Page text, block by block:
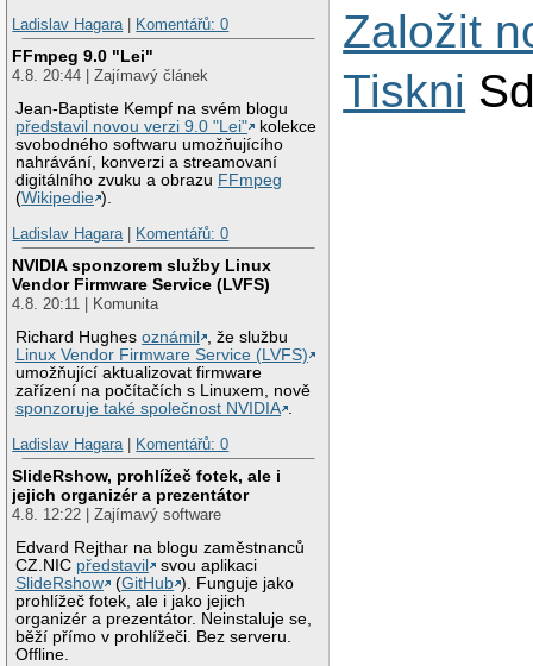
Ladislav Hagara| Komentářů: 0
FFmpeg 9.0 "Lei"
4.8. 20:44 | Zajímavý článek
Jean-Baptiste Kempf na svém blogu
představil novou verzi 9.0 "Lei"
kolekce
svobodného softwaru umožňujícího
nahrávání, konverzi a streamovaní
digitálního zvuku a obrazu FFmpeg
(Wikipedie ).
Ladislav Hagara| Komentářů: 0
NVIDIA sponzorem služby Linux
Vendor Firmware Service (LVFS)
4.8. 20:11 | Komunita
Richard Hughesoznámil
, že službu
Linux Vendor Firmware Service (LVFS)
umožňující aktualizovat firmware
zařízení na počítačích s Linuxem, nově
sponzoruje také společnost NVIDIA .
Ladislav Hagara| Komentářů: 0
SlideRshow, prohlížeč fotek, ale i
jejich organizér a prezentátor
4.8. 12:22 | Zajímavý software
Edvard Rejthar na blogu zaměstnanců
CZ.NIC představil
svou aplikaci
SlideRshow
(GitHub ). Funguje jako
prohlížeč fotek, ale i jako jejich
organizér a prezentátor. Neinstaluje se,
běží přímo v prohlížeči. Bez serveru.
Offline.
Založit
Tiskni